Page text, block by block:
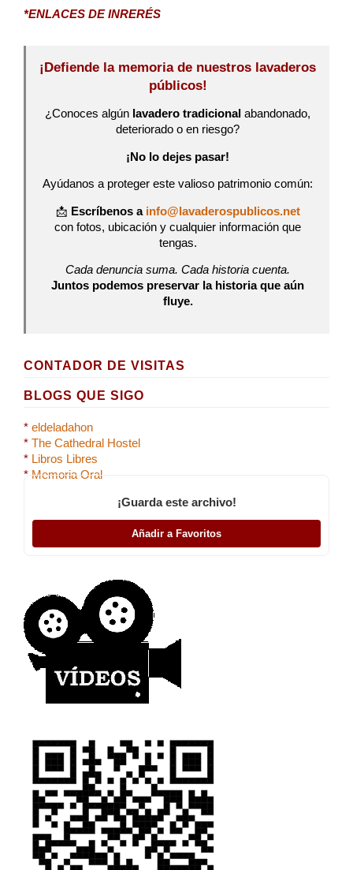
*ENLACES DE INRERÉS
¡Defiende la memoria de nuestros lavaderos
públicos!
¿Conoces algún lavadero tradicional abandonado,
deteriorado o en riesgo?
¡No lo dejes pasar!
Ayúdanos a proteger este valioso patrimonio común:
📩 Escríbenos a info@lavaderospublicos.net
con fotos, ubicación y cualquier información que
tengas.
Cada denuncia suma. Cada historia cuenta.
Juntos podemos preservar la historia que aún
fluye.
CONTADOR DE VISITAS
BLOGS QUE SIGO
* eldeladahon
* The Cathedral Hostel
* Libros Libres
* Memoria Oral
¡Guarda este archivo!
Añadir a Favoritos